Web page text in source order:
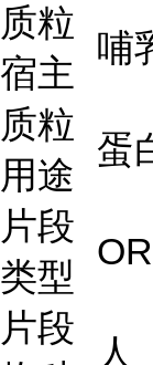
质粒
宿主
哺
质粒
用途
蛋
片段
类型
片段
人